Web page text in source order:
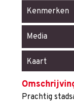
Kenmerken
Media
Kaart
Prachtig